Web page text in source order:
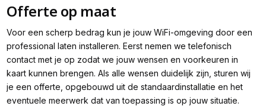
Offerte op maat
Voor een scherp bedrag kun je jouw WiFi-omgeving door een
professional laten installeren. Eerst nemen we telefonisch
contact met je op zodat we jouw wensen en voorkeuren in
kaart kunnen brengen. Als alle wensen duidelijk zijn, sturen wij
je een offerte, opgebouwd uit de standaardinstallatie en het
eventuele meerwerk dat van toepassing is op jouw situatie.